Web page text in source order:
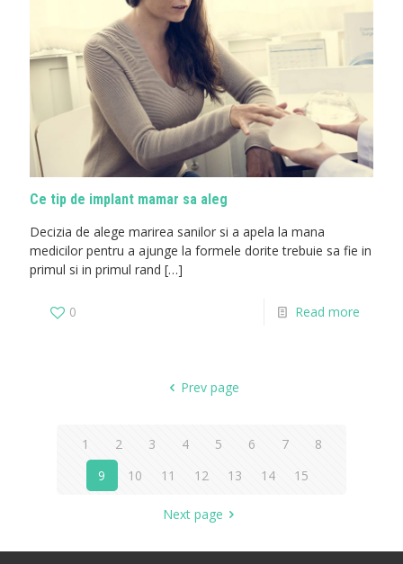
Ce tip de implant mamar sa aleg
Decizia de alege marirea sanilor si a apela la mana
medicilor pentru a ajunge la formele dorite trebuie sa fie in
primul si in primul rand […]
0 Read more
Prev page
1 2 3 4 5 6 7
8
9
10 11 12 13 14 15
Next page